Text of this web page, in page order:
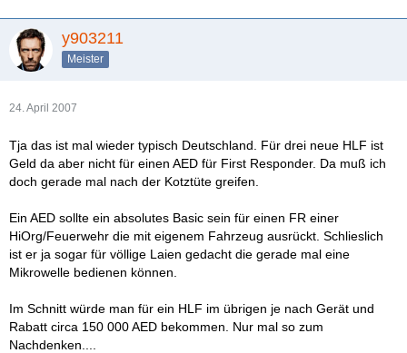
y903211
Meister
24. April 2007
Tja das ist mal wieder typisch Deutschland. Für drei neue HLF ist
Geld da aber nicht für einen AED für First Responder. Da muß ich
doch gerade mal nach der Kotztüte greifen.
Ein AED sollte ein absolutes Basic sein für einen FR einer
HiOrg/Feuerwehr die mit eigenem Fahrzeug ausrückt. Schlieslich
ist er ja sogar für völlige Laien gedacht die gerade mal eine
Mikrowelle bedienen können.
Im Schnitt würde man für ein HLF im übrigen je nach Gerät und
Rabatt circa 150 000 AED bekommen. Nur mal so zum
Nachdenken....